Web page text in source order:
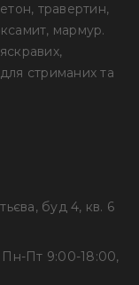
травертин,
мармур.
стриманих та
буд 4, кв. 6
Пн-Пт 9:00-18:00,